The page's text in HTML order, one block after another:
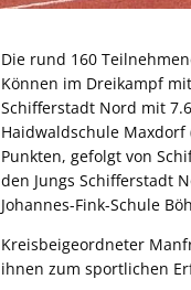
Die rund 160
Können im Dreikampf
Schifferstadt Nord mit
Haidwaldschule
Punkten, gefolgt von
den Jungs Schifferstadt
Johannes-Fink-Schule
Kreisbeigeordneter
ihnen zum sportlichen